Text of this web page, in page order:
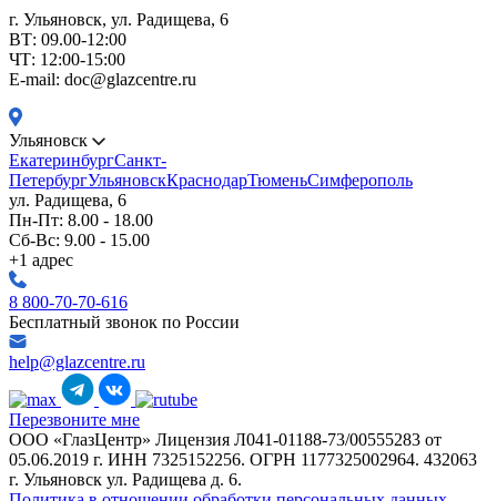
г. Ульяновск, ул. Радищева, 6
ВТ: 09.00-12:00
ЧТ: 12:00-15:00
E-mail: doc@glazcentre.ru
Ульяновск
ЕкатеринбургСанкт-
ПетербургУльяновскКраснодарТюменьСимферополь
ул. Радищева, 6
Пн-Пт: 8.00 - 18.00
Сб-Вс: 9.00 - 15.00
+1 адрес
8 800-70-70-616
Бесплатный звонок по России
help@glazcentre.ru
Перезвоните мне
ООО «ГлазЦентр» Лицензия Л041-01188-73/00555283 от
05.06.2019 г. ИНН 7325152256. ОГРН 1177325002964. 432063
г. Ульяновск ул. Радищева д. 6.